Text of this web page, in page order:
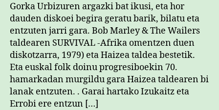
Gorka Urbizuren argazki bat ikusi, eta hor
dauden diskoei begira geratu barik, bilatu eta
entzuten jarri gara. Bob Marley & The Wailers
taldearen SURVIVAL -Afrika omentzen duen
diskotzarra, 1979) eta Haizea taldea bestetik.
Eta euskal folk doinu progresiboekin 70.
hamarkadan murgildu gara Haizea taldearen bi
lanak entzuten. . Garai hartako Izukaitz eta
Errobi ere entzun […]